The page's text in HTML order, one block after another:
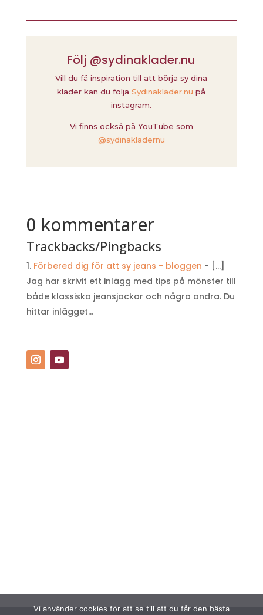
Följ @sydinaklader.nu
Vill du få inspiration till att börja sy dina
kläder kan du följaSydinakläder.nu på
instagram.
Vi finns också på YouTube som
@sydinakladernu
0 kommentarer
Trackbacks/Pingbacks
Förbered dig för att sy jeans - bloggen - […]
Jag har skrivit ett inlägg med tips på mönster till
både klassiska jeansjackor och några andra. Du
hittar inlägget…
Vi använder cookies för att se till att du får den bästa